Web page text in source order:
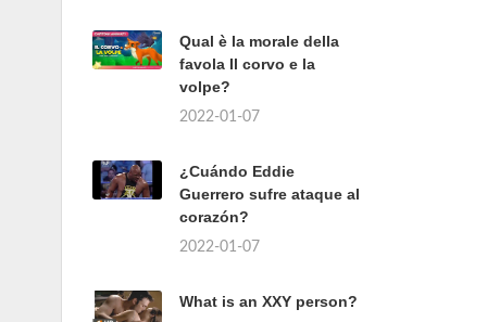
Qual è la morale della
favola Il corvo e la
volpe?
2022-01-07
¿Cuándo Eddie
Guerrero sufre ataque al
corazón?
2022-01-07
What is an XXY person?